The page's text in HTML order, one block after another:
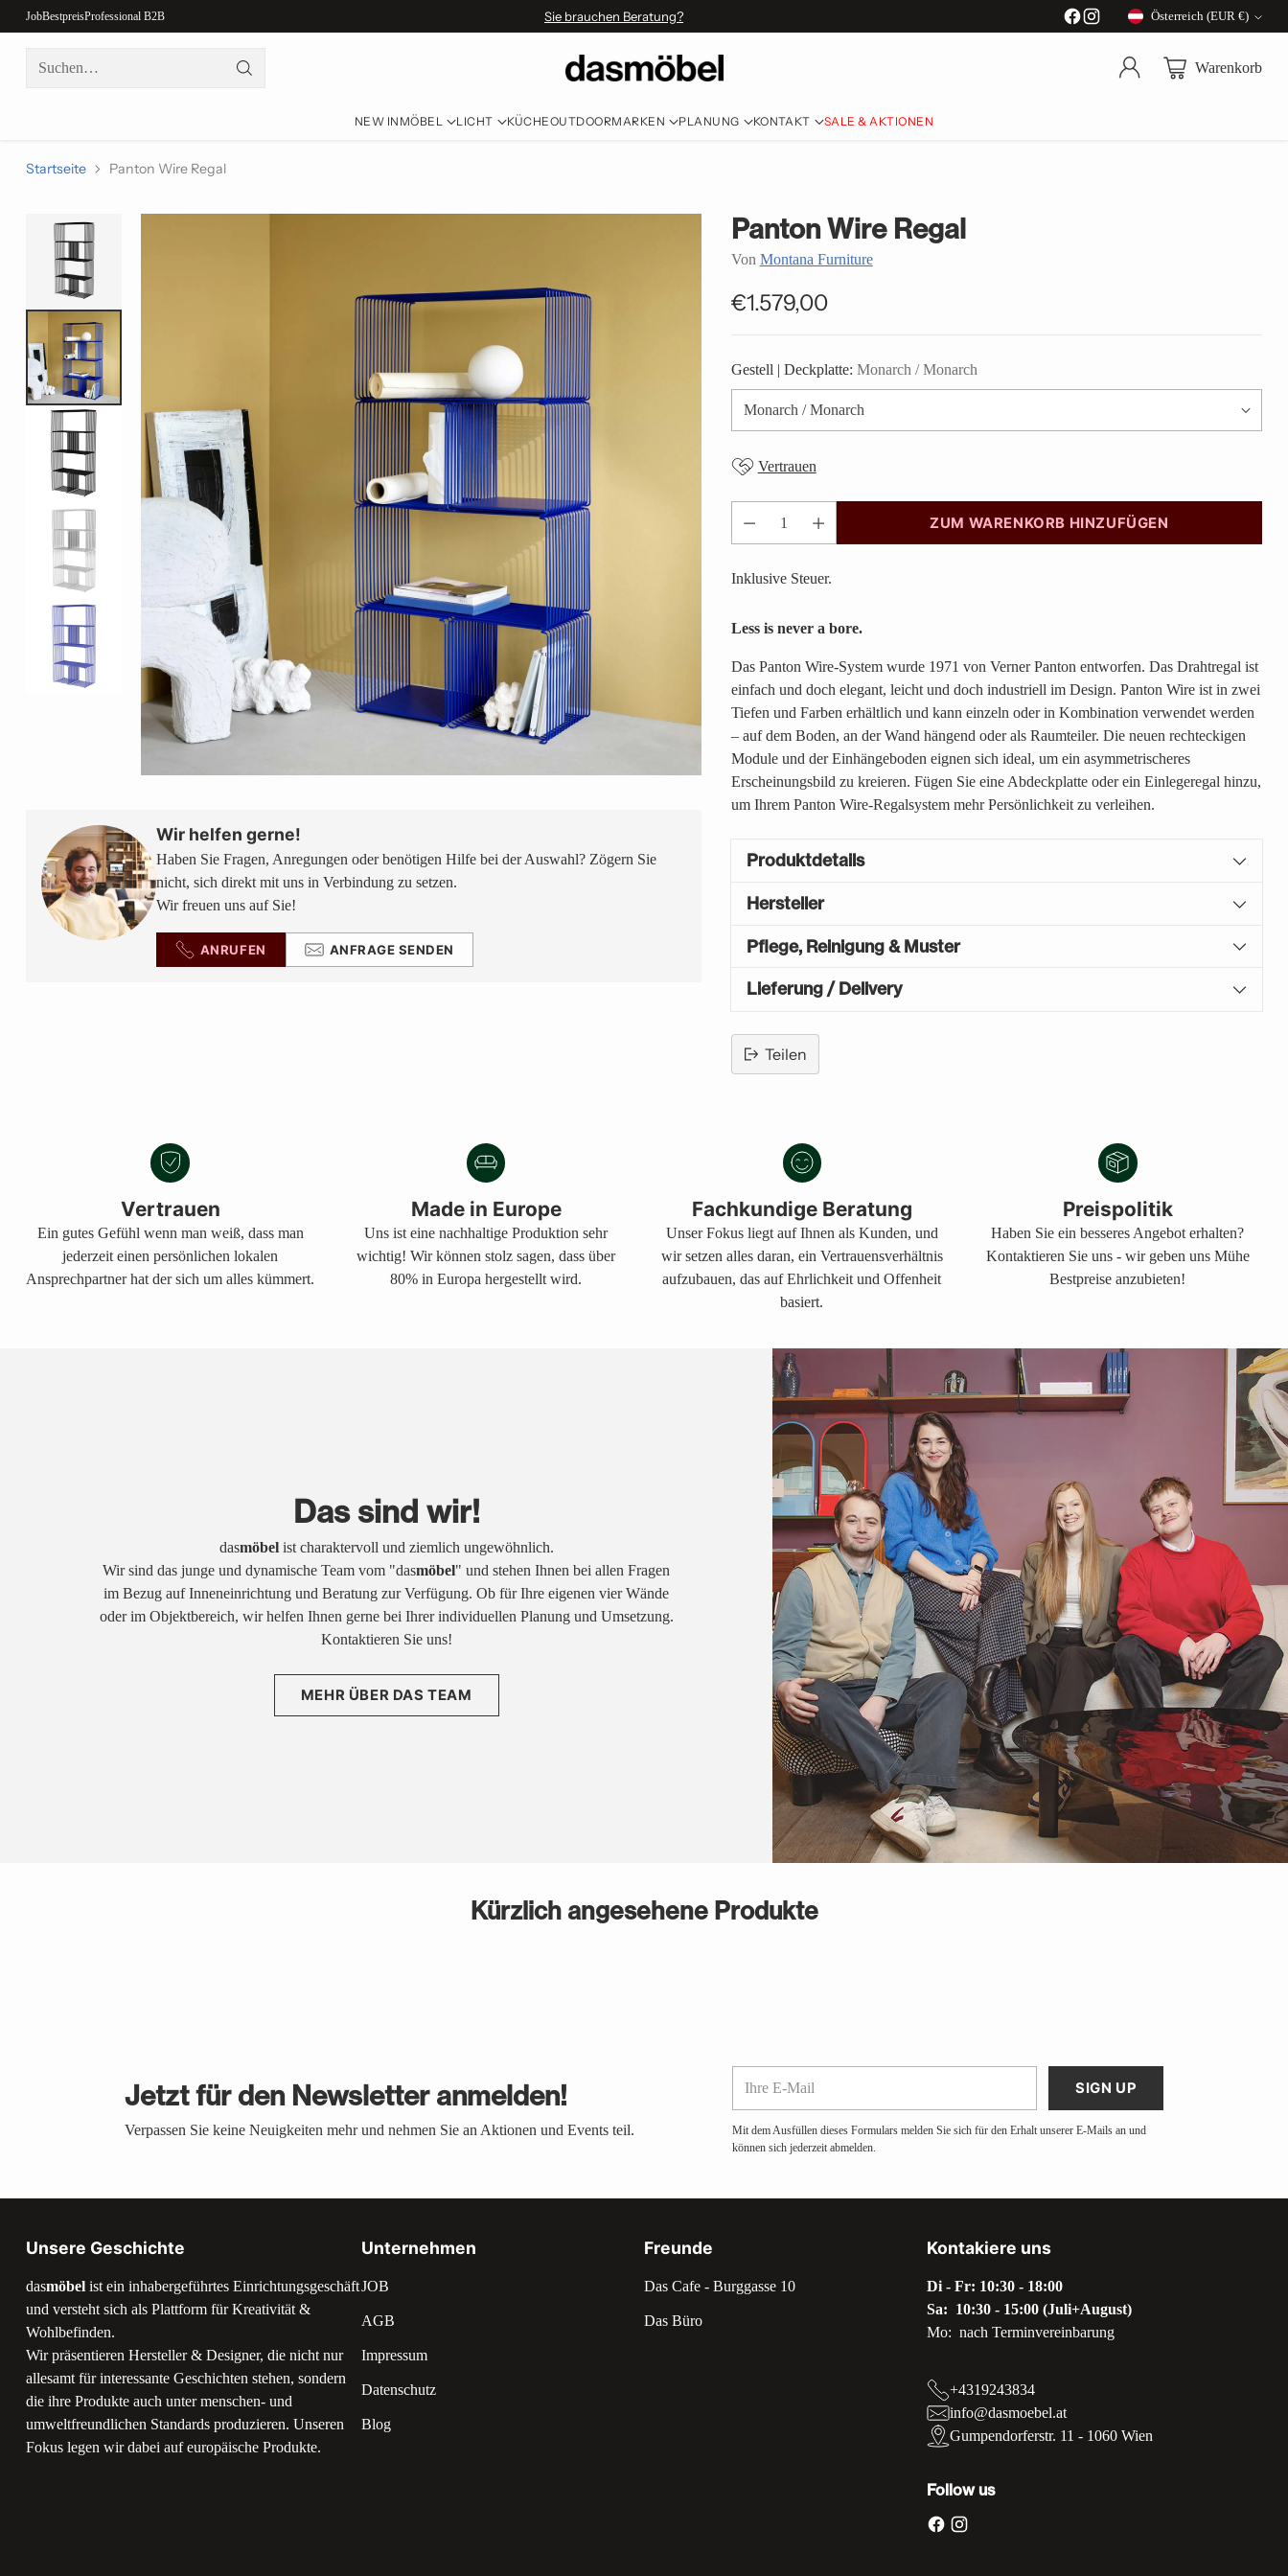
JobBestpreisProfessional B2B Sie brauchen Beratung?
Währung
Österreich (EUR €)
Suchen… Warenkorb
NEW IN MÖBEL LICHT KÜCHEOUTDOORMARKEN PLANUNG KONTAKT SALE & AKTIONEN
Startseite Panton Wire Regal
Wir helfen gerne!
Haben Sie Fragen, Anregungen oder benötigen Hilfe bei der Auswahl? Zögern Sie
nicht, sich direkt mit uns in Verbindung zu setzen.
Wir freuen uns auf Sie!
ANRUFEN ANFRAGE SENDEN
Panton Wire Regal
Von Montana Furniture
Normaler
€1.579,00
Gestell | Deckplatte: Monarch / Monarch
Vertrauen
Anzahl
ZUM WARENKORB HINZUFÜGEN
Inklusive Steuer.
Less is never a bore.
Das Panton Wire-System wurde 1971 von Verner Panton entworfen. Das Drahtregal ist
einfach und doch elegant, leicht und doch industriell im Design. Panton Wire ist in zwei
Tiefen und Farben erhältlich und kann einzeln oder in Kombination verwendet werden
– auf dem Boden, an der Wand hängend oder als Raumteiler. Die neuen rechteckigen
Module und der Einhängeboden eignen sich ideal, um ein asymmetrischeres
Erscheinungsbild zu kreieren. Fügen Sie eine Abdeckplatte oder ein Einlegeregal hinzu,
um Ihrem Panton Wire-Regalsystem mehr Persönlichkeit zu verleihen.
Produktdetails
Hersteller
Pflege, Reinigung & Muster
Lieferung / Delivery
Teilen
Warenkorb
Vertrauen
Ein gutes Gefühl wenn man weiß, dass man
jederzeit einen persönlichen lokalen
Ansprechpartner hat der sich um alles kümmert.
Made in Europe
Uns ist eine nachhaltige Produktion sehr
wichtig! Wir können stolz sagen, dass über
80% in Europa hergestellt wird.
Fachkundige Beratung
Unser Fokus liegt auf Ihnen als Kunden, und
wir setzen alles daran, ein Vertrauensverhältnis
aufzubauen, das auf Ehrlichkeit und Offenheit
basiert.
Preispolitik
Haben Sie ein besseres Angebot erhalten?
Kontaktieren Sie uns - wir geben uns Mühe
Bestpreise anzubieten!
Das sind wir!
dasmöbelist charaktervoll und ziemlich ungewöhnlich.
Wir sind das junge und dynamische Team vom "dasmöbel" und stehen Ihnen bei allen Fragen
im Bezug auf Inneneinrichtung und Beratung zur Verfügung. Ob für Ihre eigenen vier Wände
oder im Objektbereich, wir helfen Ihnen gerne bei Ihrer individuellen Planung und Umsetzung.
Kontaktieren Sie uns!
MEHR ÜBER DAS TEAM
Kürzlich angesehene Produkte
Jetzt für den Newsletter anmelden!
Verpassen Sie keine Neuigkeiten mehr und nehmen Sie an Aktionen und Events teil.
Mail
SIGN UP
Mit dem Ausfüllen dieses Formulars melden Sie sich für den Erhalt unserer E-Mails an und
können sich jederzeit abmelden.
Unsere Geschichte
dasmöbel ist ein inhabergeführtes Einrichtungsgeschäft
und versteht sich als Plattform für Kreativität &
Wohlbefinden.
Wir präsentieren Hersteller & Designer, die nicht nur
allesamt für interessante Geschichten stehen, sondern
die ihre Produkte auch unter menschen- und
umweltfreundlichen Standards produzieren. Unseren
Fokus legen wir dabei auf europäische Produkte.
Unternehmen
JOB
AGB
Impressum
Datenschutz
Blog
Freunde
Das Cafe - Burggasse 10
Das Büro
Kontakiere uns
Di - Fr: 10:30 - 18:00
Sa: 10:30 - 15:00 (Juli+August)
Mo: nach Terminvereinbarung
+4319243834
info@dasmoebel.at
Gumpendorferstr. 11 - 1060 Wien
Follow us